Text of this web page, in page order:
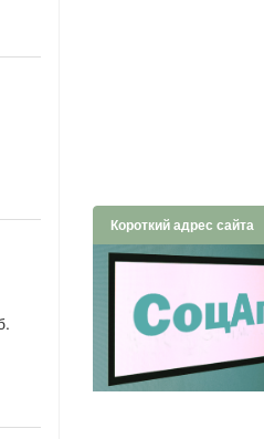
Короткий адрес сайта